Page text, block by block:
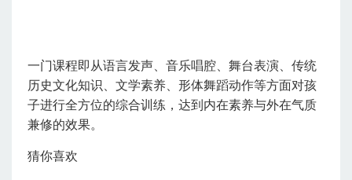
一门课程即从语言发声、音乐唱腔、舞台表演、传统
历史文化知识、文学素养、形体舞蹈动作等方面对孩
子进行全方位的综合训练，达到内在素养与外在气质
兼修的效果。
猜你喜欢